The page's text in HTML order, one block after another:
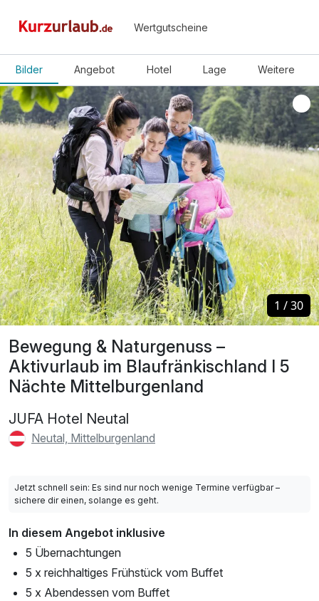
Wertgutscheine
Bilder Angebot Hotel Lage Weitere
Bewegung & Naturgenuss –
Aktivurlaub im Blaufränkischland I 5
Nächte Mittelburgenland
JUFA Hotel Neutal
Neutal, Mittelburgenland
1 /30
1 /30
Jetzt schnell sein: Es sind nur noch wenige Termine verfügbar –
sichere dir einen, solange es geht.
In diesem Angebot inklusive
5 Übernachtungen
5 x reichhaltiges Frühstück vom Buffet
5 x Abendessen vom Buffet